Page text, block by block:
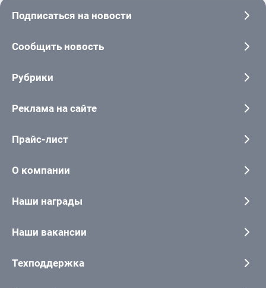
Подписаться на новости
Сообщить новость
Рубрики
Реклама на сайте
Прайс-лист
О компании
Наши награды
Наши вакансии
Техподдержка